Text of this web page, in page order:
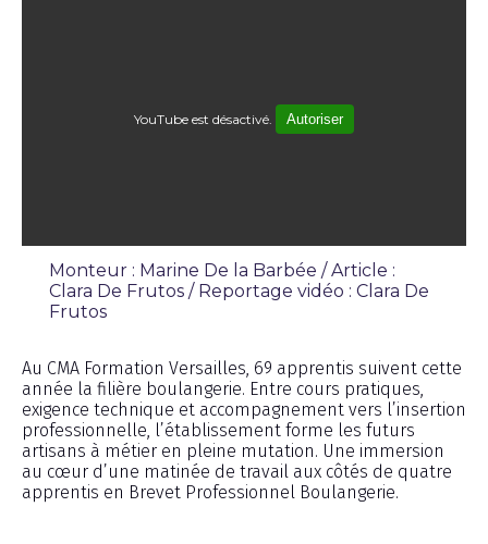
YouTube est désactivé. Autoriser
Monteur : Marine De la Barbée / Article :
Clara De Frutos / Reportage vidéo : Clara De
Frutos
Au CMA Formation Versailles, 69 apprentis suivent cette
année la filière boulangerie. Entre cours pratiques,
exigence technique et accompagnement vers l’insertion
professionnelle, l’établissement forme les futurs
artisans à métier en pleine mutation. Une immersion
au cœur d’une matinée de travail aux côtés de quatre
apprentis en Brevet Professionnel Boulangerie.